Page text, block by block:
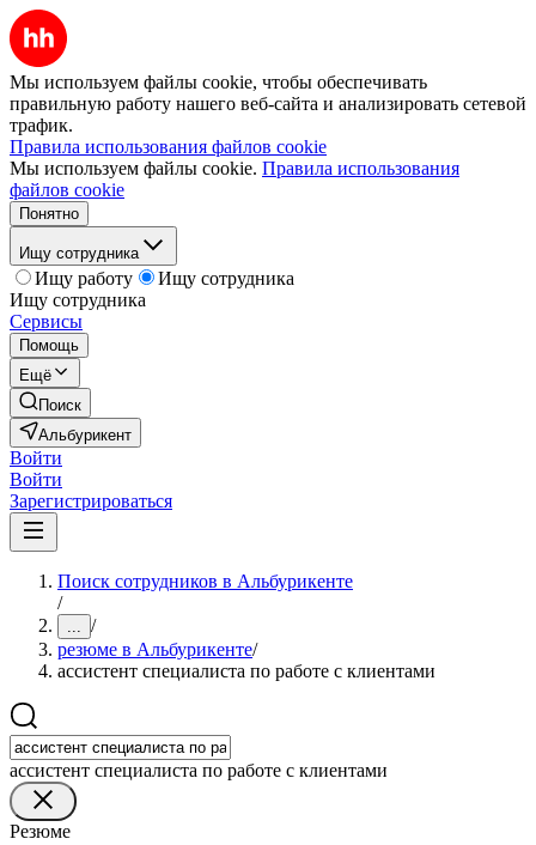
Мы используем файлы cookie, чтобы обеспечивать
правильную работу нашего веб-сайта и анализировать сетевой
трафик.
Правила использования файлов cookie
Мы используем файлы cookie. Правила использования
файлов cookie
Понятно
Ищу сотрудника
Ищу работу
Ищу сотрудника
Ищу сотрудника
Сервисы
Помощь
Ещё
Поиск
Альбурикент
Войти
Войти
Зарегистрироваться
Поиск сотрудников в Альбурикенте
/
... /
резюме в Альбурикенте/
ассистент специалиста по работе с клиентами
ассистент специалиста по работе с клиентами
Резюме